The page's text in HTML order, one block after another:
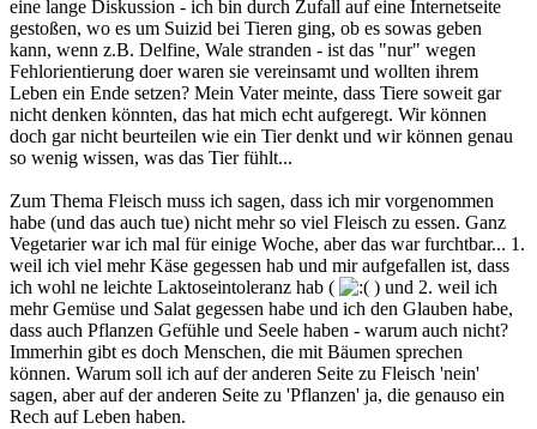
eine lange Diskussion - ich bin durch Zufall auf eine Internetseite
gestoßen, wo es um Suizid bei Tieren ging, ob es sowas geben
kann, wenn z.B. Delfine, Wale stranden - ist das "nur" wegen
Fehlorientierung doer waren sie vereinsamt und wollten ihrem
Leben ein Ende setzen? Mein Vater meinte, dass Tiere soweit gar
nicht denken könnten, das hat mich echt aufgeregt. Wir können
doch gar nicht beurteilen wie ein Tier denkt und wir können genau
so wenig wissen, was das Tier fühlt...
Zum Thema Fleisch muss ich sagen, dass ich mir vorgenommen
habe (und das auch tue) nicht mehr so viel Fleisch zu essen. Ganz
Vegetarier war ich mal für einige Woche, aber das war furchtbar... 1.
weil ich viel mehr Käse gegessen hab und mir aufgefallen ist, dass
ich wohl ne leichte Laktoseintoleranz hab (
) und 2. weil ich
mehr Gemüse und Salat gegessen habe und ich den Glauben habe,
dass auch Pflanzen Gefühle und Seele haben - warum auch nicht?
Immerhin gibt es doch Menschen, die mit Bäumen sprechen
können. Warum soll ich auf der anderen Seite zu Fleisch 'nein'
sagen, aber auf der anderen Seite zu 'Pflanzen' ja, die genauso ein
Rech auf Leben haben.